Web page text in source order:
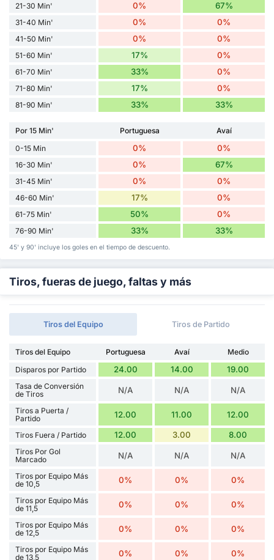
21-30 Min' 0% 67%
31-40 Min' 0% 0%
41-50 Min' 0% 0%
51-60 Min' 17% 0%
61-70 Min' 33% 0%
71-80 Min' 17% 0%
81-90 Min' 33% 33%
Por 15 Min' Portuguesa
Avaí
0-15 Min
0% 0%
16-30 Min' 0% 67%
31-45 Min' 0% 0%
46-60 Min' 17% 0%
61-75 Min' 50% 0%
76-90 Min' 33% 33%
45' y 90' incluye los goles en el tiempo de descuento.
Tiros, fueras de juego, faltas y más
Tiros del Equipo Tiros de Partido
Tiros del Equipo Portuguesa Avaí
Medio
Disparos por Partido
24.00 14.00 19.00
Tasa de Conversión
de Tiros
N/A N/A N/A
Tiros a Puerta /
Partido
12.00 11.00 12.00
Tiros Fuera / Partido 12.00 3.00 8.00
Tiros Por Gol
Marcado
N/A N/A N/A
Tiros por Equipo Más
de 10,5
0% 0% 0%
Tiros por Equipo Más
de 11,5
0% 0% 0%
Tiros por Equipo Más
de 12,5
0% 0% 0%
Tiros por Equipo Más
de 13,5
0% 0% 0%